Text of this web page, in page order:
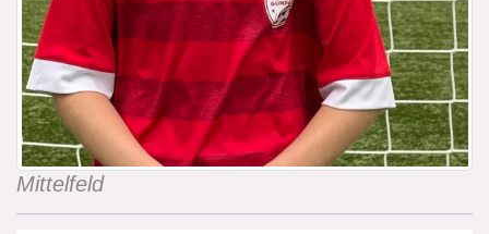
Mittelfeld